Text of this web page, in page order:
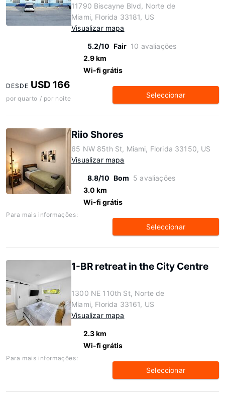
11790 Biscayne Blvd, Norte de
Miami, Florida 33181, US
Visualizar mapa
5.2/10 Fair 10 avaliações
2.9 km
Wi-fi grátis
DESDE USD 166
por quarto / por noite Seleccionar
Riio Shores
65 NW 85th St, Miami, Florida 33150, US
Visualizar mapa
8.8/10 Bom 5 avaliações
3.0 km
Wi-fi grátis
Para mais informações:
Seleccionar
1-BR retreat in the City Centre
1300 NE 110th St, Norte de
Miami, Florida 33161, US
Visualizar mapa
2.3 km
Wi-fi grátis
Para mais informações:
Seleccionar